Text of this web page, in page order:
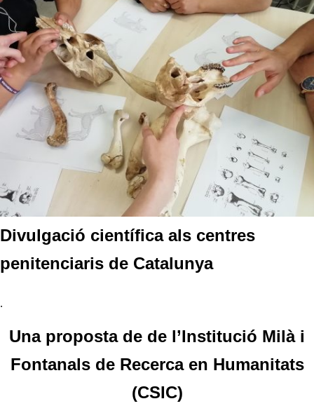
Divulgació científica als centres
penitenciaris de Catalunya
.
Una proposta de de l’Institució Milà i
Fontanals de Recerca en Humanitats
(CSIC)